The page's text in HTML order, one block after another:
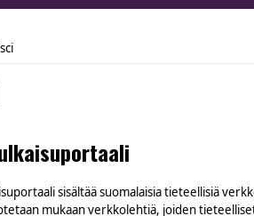
sisältää suomalaisia tieteellisiä
mukaan verkkolehtiä, joiden